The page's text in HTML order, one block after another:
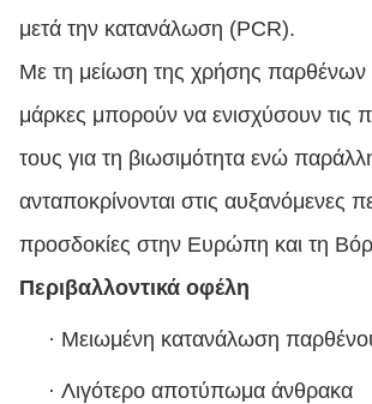
μετά την κατανάλωση (PCR).
Με τη μείωση της χρήσης παρθένων
μάρκες μπορούν να ενισχύσουν τις
τους για τη βιωσιμότητα ενώ
ανταποκρίνονται στις αυξανόμενες
προσδοκίες στην Ευρώπη και τη
Περιβαλλοντικά οφέλη
· Μειωμένη κατανάλωση
· Λιγότερο αποτύπωμα άνθρακα